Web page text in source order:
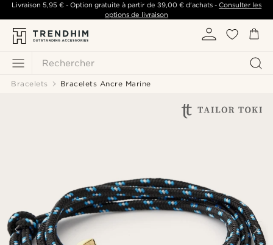
Rechercher
Livraison 5,95 €- Option gratuite à partir de 39,00 €d'achats -Consulter les
options de livraison
Bracelets Bracelets Ancre Marine